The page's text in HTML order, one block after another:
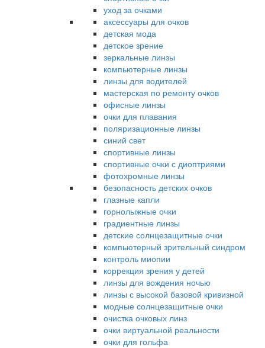
уход за очками
аксессуары для очков
детская мода
детское зрение
зеркальные линзы
компьютерные линзы
линзы для водителей
мастерская по ремонту очков
офисные линзы
очки для плавания
поляризационные линзы
синий свет
спортивные линзы
спортивные очки с диоптриями
фотохромные линзы
безопасность детских очков
глазные капли
горнолыжные очки
градиентные линзы
детские солнцезащитные очки
компьютерный зрительный синдром
контроль миопии
коррекция зрения у детей
линзы для вождения ночью
линзы с высокой базовой кривизной
модные солнцезащитные очки
очистка очковых линз
очки виртуальной реальности
очки для гольфа